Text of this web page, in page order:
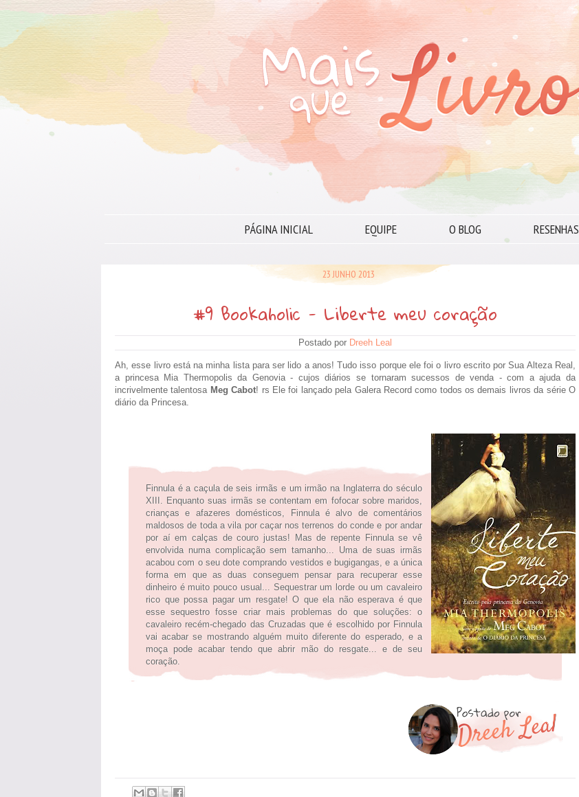
PÁGINA INICIAL EQUIPE O BLOG RESENHAS
23 JUNHO 2013
#9 Bookaholic - Liberte meu coração
Postado por Dreeh Leal
Ah, esse livro está na minha lista para ser lido a anos! Tudo isso porque ele foi o livro escrito por Sua Alteza Real,
a princesa Mia Thermopolis da Genovia - cujos diários se tornaram sucessos de venda - com a ajuda da
incrivelmente talentosa Meg Cabot! rs Ele foi lançado pela Galera Record como todos os demais livros da série O
diário da Princesa.
Finnula é a caçula de seis irmãs e um irmão na Inglaterra do século
XIII. Enquanto suas irmãs se contentam em fofocar sobre maridos,
crianças e afazeres domésticos, Finnula é alvo de comentários
maldosos de toda a vila por caçar nos terrenos do conde e por andar
por aí em calças de couro justas! Mas de repente Finnula se vê
envolvida numa complicação sem tamanho... Uma de suas irmãs
acabou com o seu dote comprando vestidos e bugigangas, e a única
forma em que as duas conseguem pensar para recuperar esse
dinheiro é muito pouco usual... Sequestrar um lorde ou um cavaleiro
rico que possa pagar um resgate! O que ela não esperava é que
esse sequestro fosse criar mais problemas do que soluções: o
cavaleiro recém-chegado das Cruzadas que é escolhido por Finnula
vai acabar se mostrando alguém muito diferente do esperado, e a
moça pode acabar tendo que abrir mão do resgate... e de seu
coração.